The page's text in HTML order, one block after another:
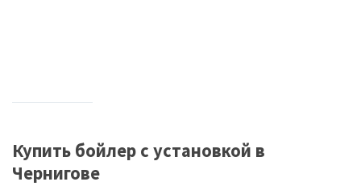
Купить бойлер с установкой в
Чернигове